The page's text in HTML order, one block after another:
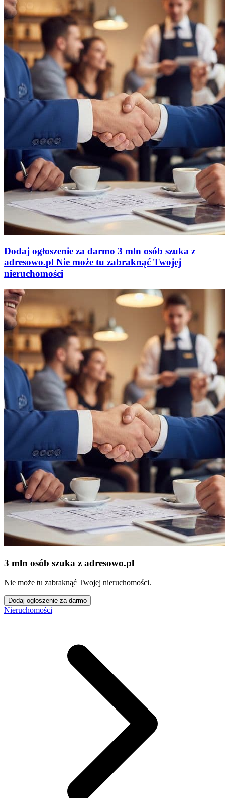
Dodaj ogłoszenie za darmo 3 mln osób szuka z
adresowo.pl Nie może tu zabraknąć Twojej
nieruchomości
3 mln osób szuka z adresowo.pl
Nie może tu zabraknąć Twojej nieruchomości.
Dodaj ogłoszenie za darmo
Nieruchomości